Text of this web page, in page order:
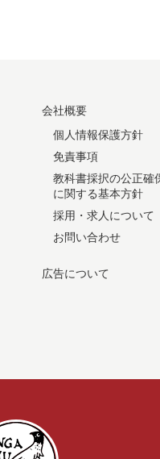
会社概要
個人情報保護方針
免責事項
教科書採択の公正確
に関する基本方針
採用・求人について
お問い合わせ
広告について